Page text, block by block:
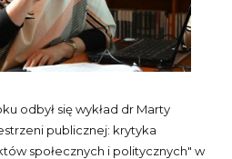
odbył się wykład dr Marty
publicznej: krytyka
społecznych i politycznych" w